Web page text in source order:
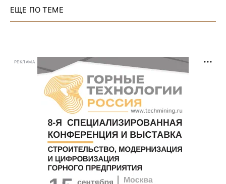
ЕЩЕ ПО ТЕМЕ
РЕКЛАМА